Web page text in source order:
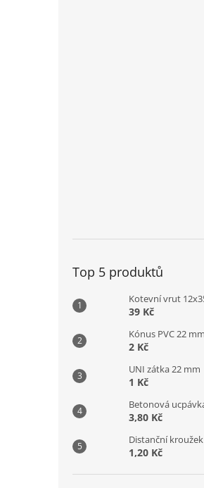
Top 5 produktů
Kotevní vrut
39 Kč
Kónus PVC 22 mm
2 Kč
UNI zátka 22 mm
1 Kč
Betonová
3,80 Kč
Distanční
1,20 Kč